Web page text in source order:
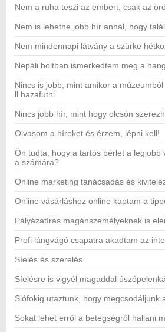
Nem a ruha teszi az embert, csak az
Nem is lehetne jobb hír annál, hogy
Nem mindennapi látvány a szürke
Nepáli boltban ismerkedtem meg a
Nincs is jobb, mint amikor a
ll hazafutni
Nincs jobb hír, mint hogy olcsón
Olvasom a híreket és érzem, lépni kell!
Ön tudta, hogy a tartós bérlet a legjobb
a számára?
Online marketing tanácsadás és
Online vásárláshoz online kaptam a
Pályázatírás magánszemélyeknek is
Profi lángvágó csapatra akadtam az
Síelés és szerelés
Síelésre is vigyél magaddal
Siófokig utaztunk, hogy megcsodáljunk
Sokat lehet erről a betegségről hallani